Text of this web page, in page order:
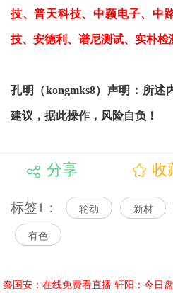
技、普天科技、中颖电子、中
技、安德利、谱尼测试、实朴检
孔明（kongmks8）声明：所述
建议，据此操作，风险自负！
分享 收
标签1： 轮动 新材
有色
秦国安：在线免费看直播 轩阳：今日